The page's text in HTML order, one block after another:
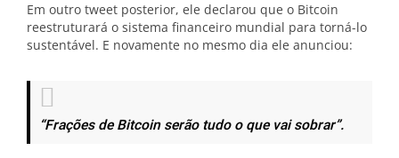
Em outro tweet posterior, ele declarou que o Bitcoin
reestruturará o sistema financeiro mundial para torná-lo
sustentável. E novamente no mesmo dia ele anunciou:
“Frações de Bitcoin serão tudo o que vai sobrar”.